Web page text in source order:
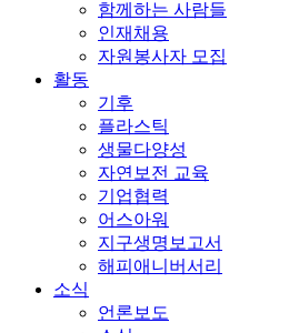
함께하는 사람들
인재채용
자원봉사자 모집
활동
기후
플라스틱
생물다양성
자연보전 교육
기업협력
어스아워
지구생명보고서
해피애니버서리
소식
언론보도